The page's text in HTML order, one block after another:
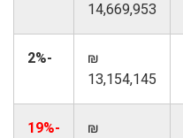
14,669,953
₪
13,154,145
-2%
₪
-19%